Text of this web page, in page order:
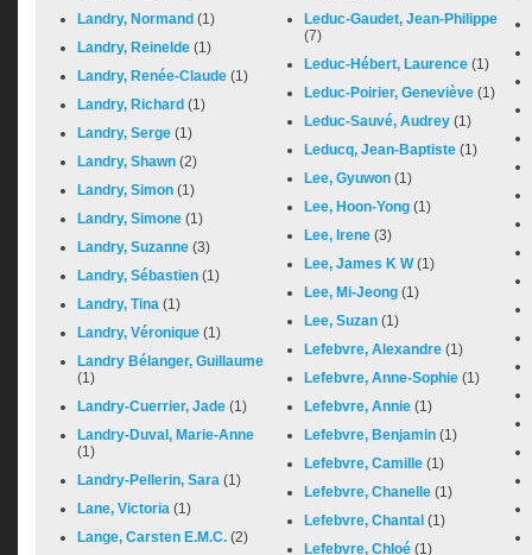
Landry, Normand (1)
Landry, Reinelde (1)
Landry, Renée-Claude (1)
Landry, Richard (1)
Landry, Serge (1)
Landry, Shawn (2)
Landry, Simon (1)
Landry, Simone (1)
Landry, Suzanne (3)
Landry, Sébastien (1)
Landry, Tina (1)
Landry, Véronique (1)
Landry Bélanger, Guillaume
(1)
Landry-Cuerrier, Jade (1)
Landry-Duval, Marie-Anne
(1)
Landry-Pellerin, Sara (1)
Lane, Victoria (1)
Lange, Carsten E.M.C. (2)
Leduc-Gaudet, Jean-Philippe
(7)
Leduc-Hébert, Laurence (1)
Leduc-Poirier, Geneviève (1)
Leduc-Sauvé, Audrey (1)
Leducq, Jean-Baptiste (1)
Lee, Gyuwon (1)
Lee, Hoon-Yong (1)
Lee, Irene (3)
Lee, James K W(1)
Lee, Mi-Jeong (1)
Lee, Suzan (1)
Lefebvre, Alexandre (1)
Lefebvre, Anne-Sophie (1)
Lefebvre, Annie (1)
Lefebvre, Benjamin (1)
Lefebvre, Camille (1)
Lefebvre, Chanelle (1)
Lefebvre, Chantal (1)
Lefebvre, Chloé (1)